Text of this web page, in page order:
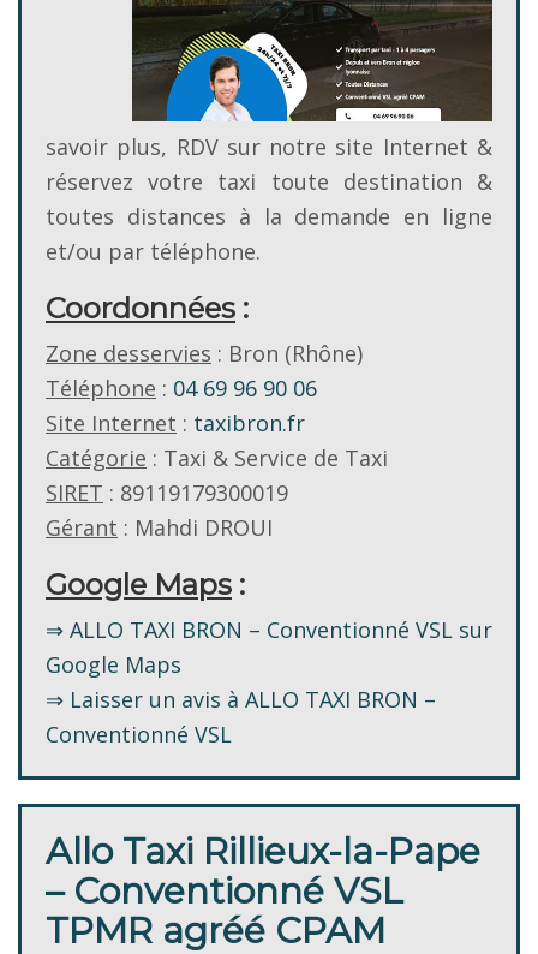
savoir plus, RDV sur notre site Internet &
réservez votre taxi toute destination &
toutes distances à la demande en ligne
et/ou par téléphone.
Coordonnées :
Zone desservies : Bron (Rhône)
Téléphone : 04 69 96 90 06
Site Internet : taxibron.fr
Catégorie : Taxi & Service de Taxi
SIRET : 89119179300019
Gérant : Mahdi DROUI
Google Maps :
⇒ ALLO TAXI BRON – Conventionné VSL sur
Google Maps
⇒ Laisser un avis à ALLO TAXI BRON –
Conventionné VSL
Allo Taxi Rillieux-la-Pape
– Conventionné VSL
TPMR agréé CPAM